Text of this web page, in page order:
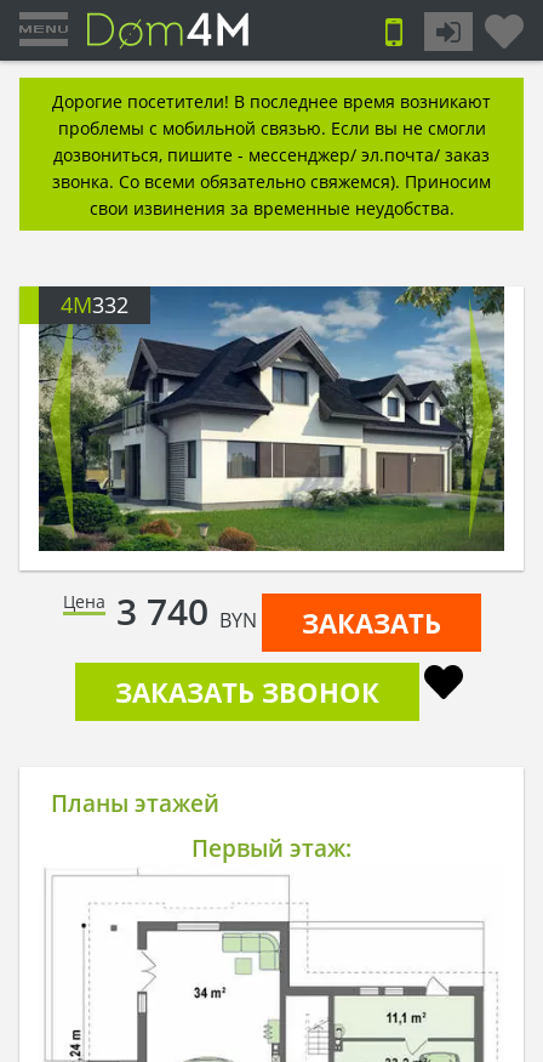
Дорогие посетители! В последнее время возникают
проблемы с мобильной связью. Если вы не смогли
дозвониться, пишите - мессенджер/ эл.почта/ заказ
звонка. Со всеми обязательно свяжемся). Приносим
свои извинения за временные неудобства.
4M332
Цена 3 740 BYN
ЗАКАЗАТЬ
ЗАКАЗАТЬ ЗВОНОК
Планы этажей
Первый этаж: